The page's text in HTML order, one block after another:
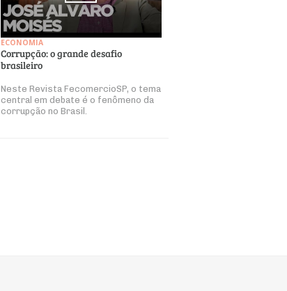
ECONOMIA
Corrupção: o grande desafio
brasileiro
Neste Revista FecomercioSP, o tema
central em debate é o fenômeno da
corrupção no Brasil.